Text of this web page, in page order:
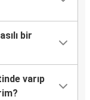
bir
varıp